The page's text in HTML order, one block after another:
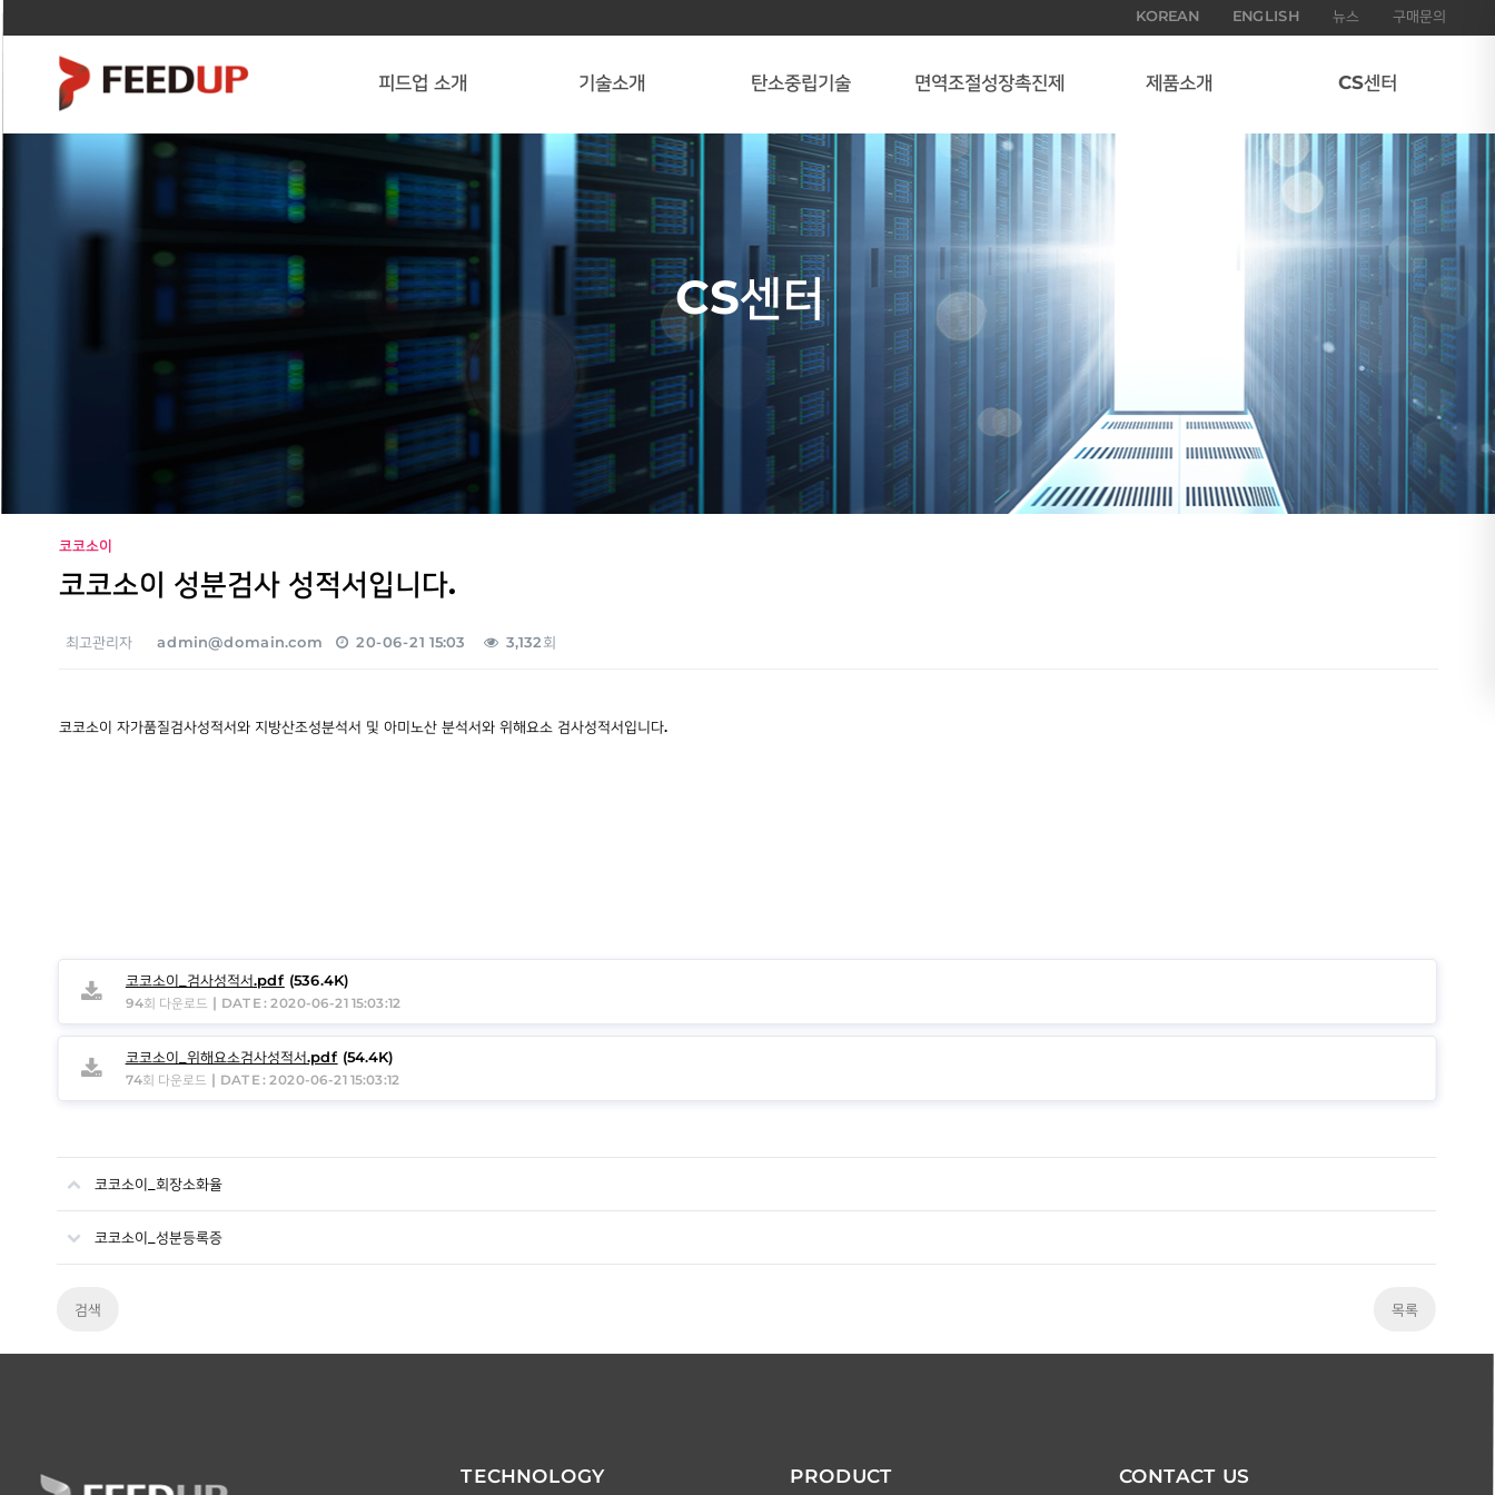
구매문의
뉴스
ENGLISH
KOREAN
피드업 소개 기술소개 탄소중립기술 면역조절성장촉진제 제품소개 CS센터
CS센터
코코소이
코코소이 성분검사 성적서입니다.
최고관리자 admin@domain.com 20-06-21 15:03 3,132회
코코소이 자가품질검사성적서와 지방산조성분석서 및 아미노산 분석서와 위해요소 검사성적서입니다.
코코소이_검사성적서.pdf (536.4K)
94회 다운로드 | DATE : 2020-06-21 15:03:12
코코소이_위해요소검사성적서.pdf (54.4K)
74회 다운로드 | DATE : 2020-06-21 15:03:12
코코소이_회장소화율
코코소이_성분등록증
검색 목록
TECHNOLOGY PRODUCT CONTACT US